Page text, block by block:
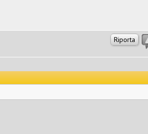
Riporta